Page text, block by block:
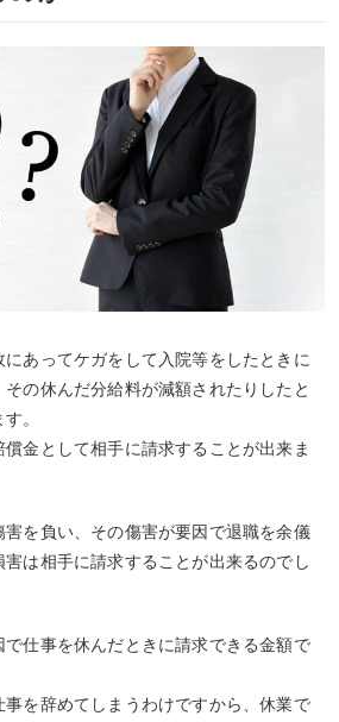
にあってケガをして入院等をしたときに
その休んだ分給料が減額されたりしたと
。
金として相手に請求することが出来ま
を負い、その傷害が要因で退職を余儀
害は相手に請求することが出来るのでし
で仕事を休んだときに請求できる金額で
を辞めてしまうわけですから、休業で